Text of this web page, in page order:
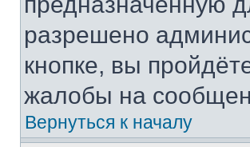
разрешено
кнопке, вы
жалобы на
Вернуться к началу